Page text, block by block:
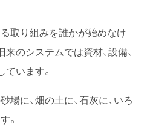
取り組みを誰かが始めなけ
のシステムでは資材、設備、
います。
に、畑の土に、石灰に、いろ
。